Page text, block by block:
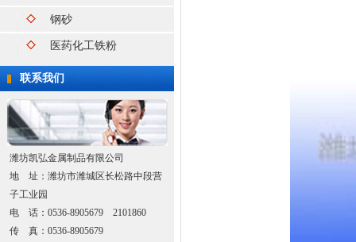
钢砂
医药化工铁粉
联系我们
潍坊凯弘金属制品有限公司
地 址：潍坊市潍城区长松路中段营
子工业园
电 话：0536-8905679 2101860
传 真：0536-8905679